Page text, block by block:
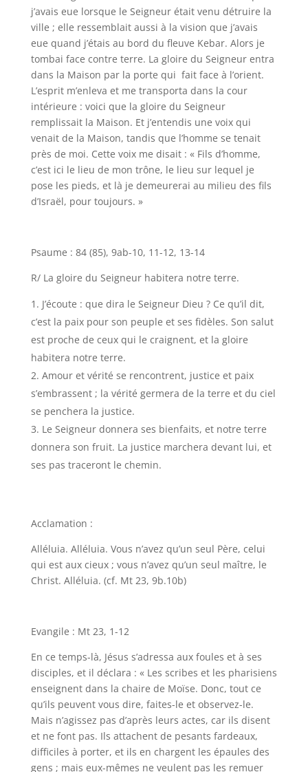
j’avais eue lorsque le Seigneur était venu détruire la
ville ; elle ressemblait aussi à la vision que j’avais
eue quand j’étais au bord du fleuve Kebar. Alors je
tombai face contre terre. La gloire du Seigneur entra
dans la Maison par la porte qui fait face à l’orient.
L’esprit m’enleva et me transporta dans la cour
intérieure : voici que la gloire du Seigneur
remplissait la Maison. Et j’entendis une voix qui
venait de la Maison, tandis que l’homme se tenait
près de moi. Cette voix me disait : « Fils d’homme,
c’est ici le lieu de mon trône, le lieu sur lequel je
pose les pieds, et là je demeurerai au milieu des fils
d’Israël, pour toujours. »
Psaume : 84 (85), 9ab-10, 11-12, 13-14
R/ La gloire du Seigneur habitera notre terre.
J’écoute : que dira le Seigneur Dieu ? Ce qu’il dit,
c’est la paix pour son peuple et ses fidèles. Son salut
est proche de ceux qui le craignent, et la gloire
habitera notre terre.
Amour et vérité se rencontrent, justice et paix
s’embrassent ; la vérité germera de la terre et du ciel
se penchera la justice.
Le Seigneur donnera ses bienfaits, et notre terre
donnera son fruit. La justice marchera devant lui, et
ses pas traceront le chemin.
Acclamation :
Alléluia. Alléluia. Vous n’avez qu’un seul Père, celui
qui est aux cieux ; vous n’avez qu’un seul maître, le
Christ. Alléluia. (cf. Mt 23, 9b.10b)
Evangile : Mt 23, 1-12
En ce temps-là, Jésus s’adressa aux foules et à ses
disciples, et il déclara : « Les scribes et les pharisiens
enseignent dans la chaire de Moïse. Donc, tout ce
qu’ils peuvent vous dire, faites-le et observez-le.
Mais n’agissez pas d’après leurs actes, car ils disent
et ne font pas. Ils attachent de pesants fardeaux,
difficiles à porter, et ils en chargent les épaules des
gens ; mais eux-mêmes ne veulent pas les remuer